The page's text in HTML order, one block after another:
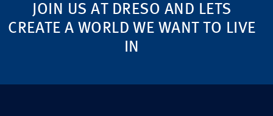
JOIN US AT DRESO AND LETS
CREATE A WORLD WE WANT TO LIVE
IN